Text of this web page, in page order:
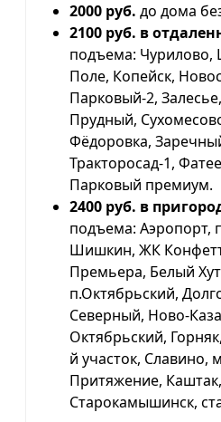
2000 руб. до дома
2100 руб. в
подъема: Чурилово,
Поле, Копейск,
Парковый-2,
Прудный,
Фёдоровка,
Тракторосад-1,
Парковый премиум.
2400 руб. в
подъема: Аэропорт,
Шишкин, ЖК
Премьера, Белый
п.Октябрьский,
Северный, Ново-
Октябрьский,
й участок, Славино,
Притяжение,
Старокамышинск,